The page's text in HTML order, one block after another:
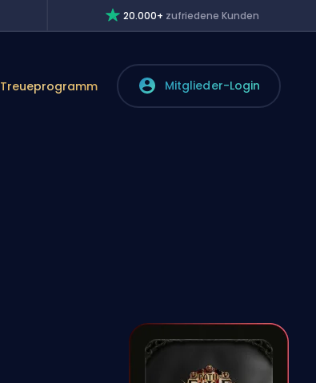
20.000+ zufriedene Kunden
Treueprogramm Mitglieder-Login